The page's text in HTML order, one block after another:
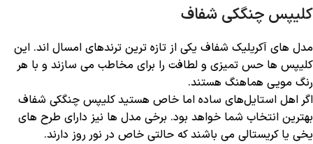
کلیپس چنگکی شفاف
مدل‌ های آکریلیک شفاف یکی از تازه ‌ترین ترندهای امسال ‌اند. این
کلیپس ‌ها حس تمیزی و لطافت را برای مخاطب می سازند و با هر
رنگ مویی هماهنگ هستند.
اگر اهل استایل‌های ساده اما خاص هستید کلیپس چنگکی شفاف
بهترین انتخاب شما خواهد بود. برخی مدل‌ ها نیز دارای طرح ‌های
یخی یا کریستالی می باشند که حالتی خاص در نور روز دارند.